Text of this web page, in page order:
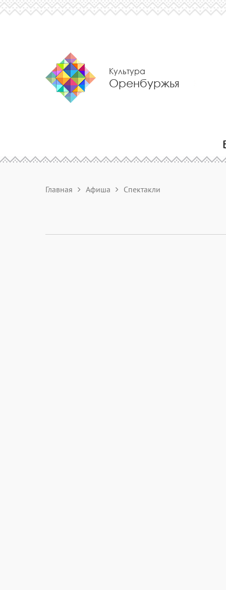
Культура
Оренбуржья
Главная Афиша Спектакли